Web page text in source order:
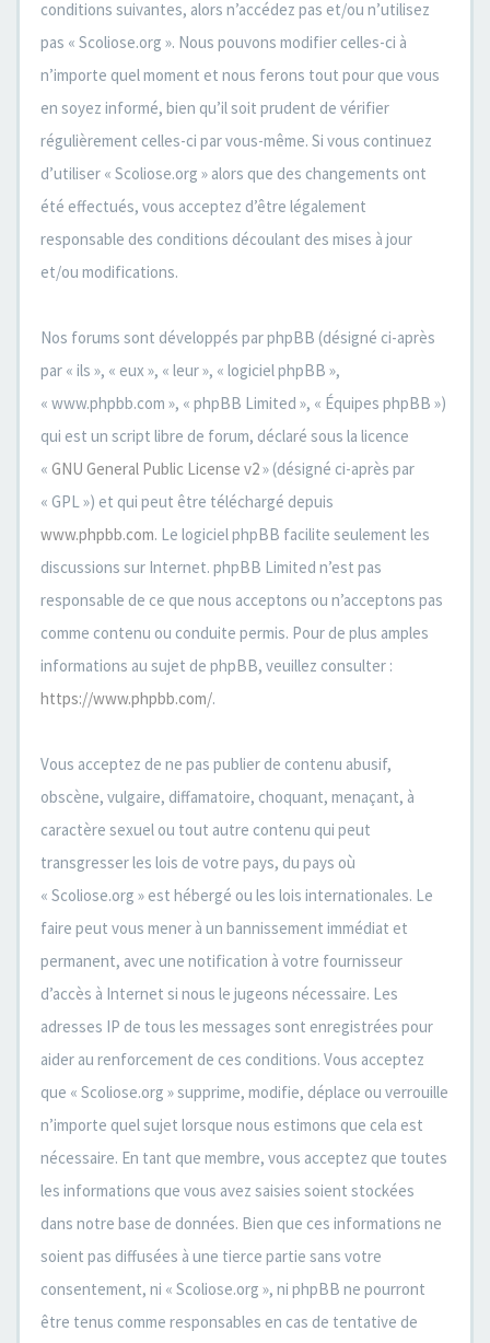
conditions suivantes, alors n’accédez pas et/ou n’utilisez
pas « Scoliose.org ». Nous pouvons modifier celles-ci à
n’importe quel moment et nous ferons tout pour que vous
en soyez informé, bien qu’il soit prudent de vérifier
régulièrement celles-ci par vous-même. Si vous continuez
d’utiliser « Scoliose.org » alors que des changements ont
été effectués, vous acceptez d’être légalement
responsable des conditions découlant des mises à jour
et/ou modifications.
Nos forums sont développés par phpBB (désigné ci-après
par « ils », « eux », « leur », « logiciel phpBB »,
« www.phpbb.com », « phpBB Limited », « Équipes phpBB »)
qui est un script libre de forum, déclaré sous la licence
« GNU General Public License v2» (désigné ci-après par
« GPL ») et qui peut être téléchargé depuis
www.phpbb.com. Le logiciel phpBB facilite seulement les
discussions sur Internet. phpBB Limited n’est pas
responsable de ce que nous acceptons ou n’acceptons pas
comme contenu ou conduite permis. Pour de plus amples
informations au sujet de phpBB, veuillez consulter :
https://www.phpbb.com/.
Vous acceptez de ne pas publier de contenu abusif,
obscène, vulgaire, diffamatoire, choquant, menaçant, à
caractère sexuel ou tout autre contenu qui peut
transgresser les lois de votre pays, du pays où
« Scoliose.org » est hébergé ou les lois internationales. Le
faire peut vous mener à un bannissement immédiat et
permanent, avec une notification à votre fournisseur
d’accès à Internet si nous le jugeons nécessaire. Les
adresses IP de tous les messages sont enregistrées pour
aider au renforcement de ces conditions. Vous acceptez
que « Scoliose.org » supprime, modifie, déplace ou verrouille
n’importe quel sujet lorsque nous estimons que cela est
nécessaire. En tant que membre, vous acceptez que toutes
les informations que vous avez saisies soient stockées
dans notre base de données. Bien que ces informations ne
soient pas diffusées à une tierce partie sans votre
consentement, ni « Scoliose.org », ni phpBB ne pourront
être tenus comme responsables en cas de tentative de